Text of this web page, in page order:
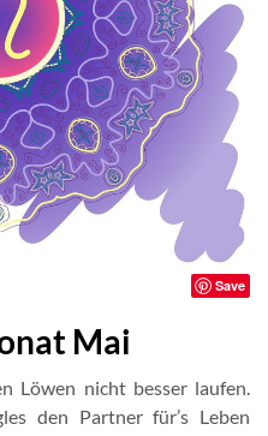
Save
Mai
Löwen nicht besser laufen.
den Partner für’s Leben